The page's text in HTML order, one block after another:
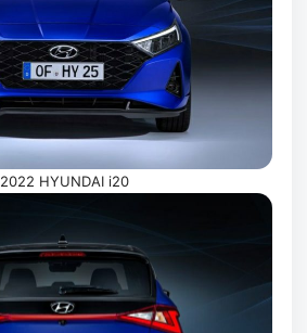
2022 HYUNDAI i20